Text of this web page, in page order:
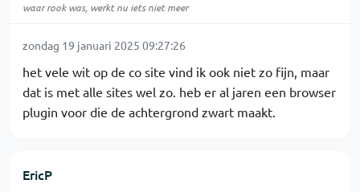
waar rook was, werkt nu iets niet meer
zondag 19 januari 2025 09:27:26
het vele wit op de co site vind ik ook niet zo fijn, maar
dat is met alle sites wel zo. heb er al jaren een browser
plugin voor die de achtergrond zwart maakt.
EricP